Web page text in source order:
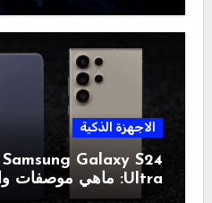
الاجهزة الذكية
Ultra: ماهي موصفات والسعر والألوان؟